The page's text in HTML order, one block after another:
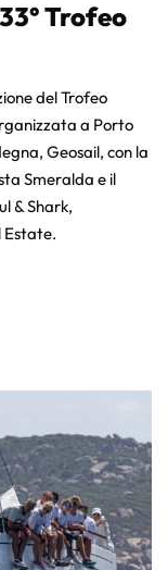
Trofeo
del Trofeo
a Porto
Geosail, con la
Smeralda e il
& Shark,
Estate.